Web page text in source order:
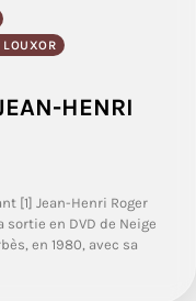
LOUXOR
HENRI
[1] Jean-Henri Roger
sortie en DVD de Neige
en 1980, avec sa